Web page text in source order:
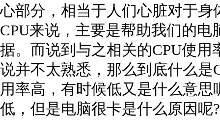
心部分，相当于人们心脏对于
CPU来说，主要是帮助我们的
据。而说到与之相关的CPU使
说并不太熟悉，那么到底什么是
用率高，有时候低又是什么意思
低，但是电脑很卡是什么原因呢?